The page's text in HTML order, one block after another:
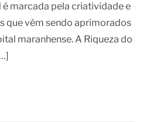
é marcada pela criatividade e
que vêm sendo aprimorados
maranhense. A Riqueza do